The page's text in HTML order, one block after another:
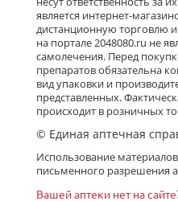
является интернет-
дистанционную торговлю и
на портале 2048080.ru не
самолечения. Перед
препаратов обязательна
вид упаковки и
представленных.
происходит в розничных
© Единая аптечная
Использование
письменного разрешения
Вашей аптеки нет на